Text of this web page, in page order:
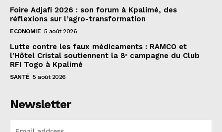
Foire Adjafi 2026 : son forum à Kpalimé, des
réflexions sur l’agro-transformation
ECONOMIE 5 août 2026
Lutte contre les faux médicaments : RAMCO et
l’Hôtel Cristal soutiennent la 8ᵉ campagne du Club
RFI Togo à Kpalimé
SANTÉ 5 août 2026
Newsletter